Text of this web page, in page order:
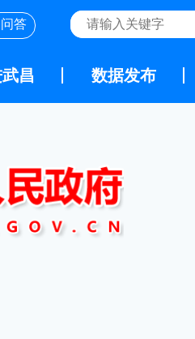
答
昌 数据发布